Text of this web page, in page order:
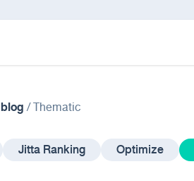
blog/Thematic
Jitta Ranking Optimize